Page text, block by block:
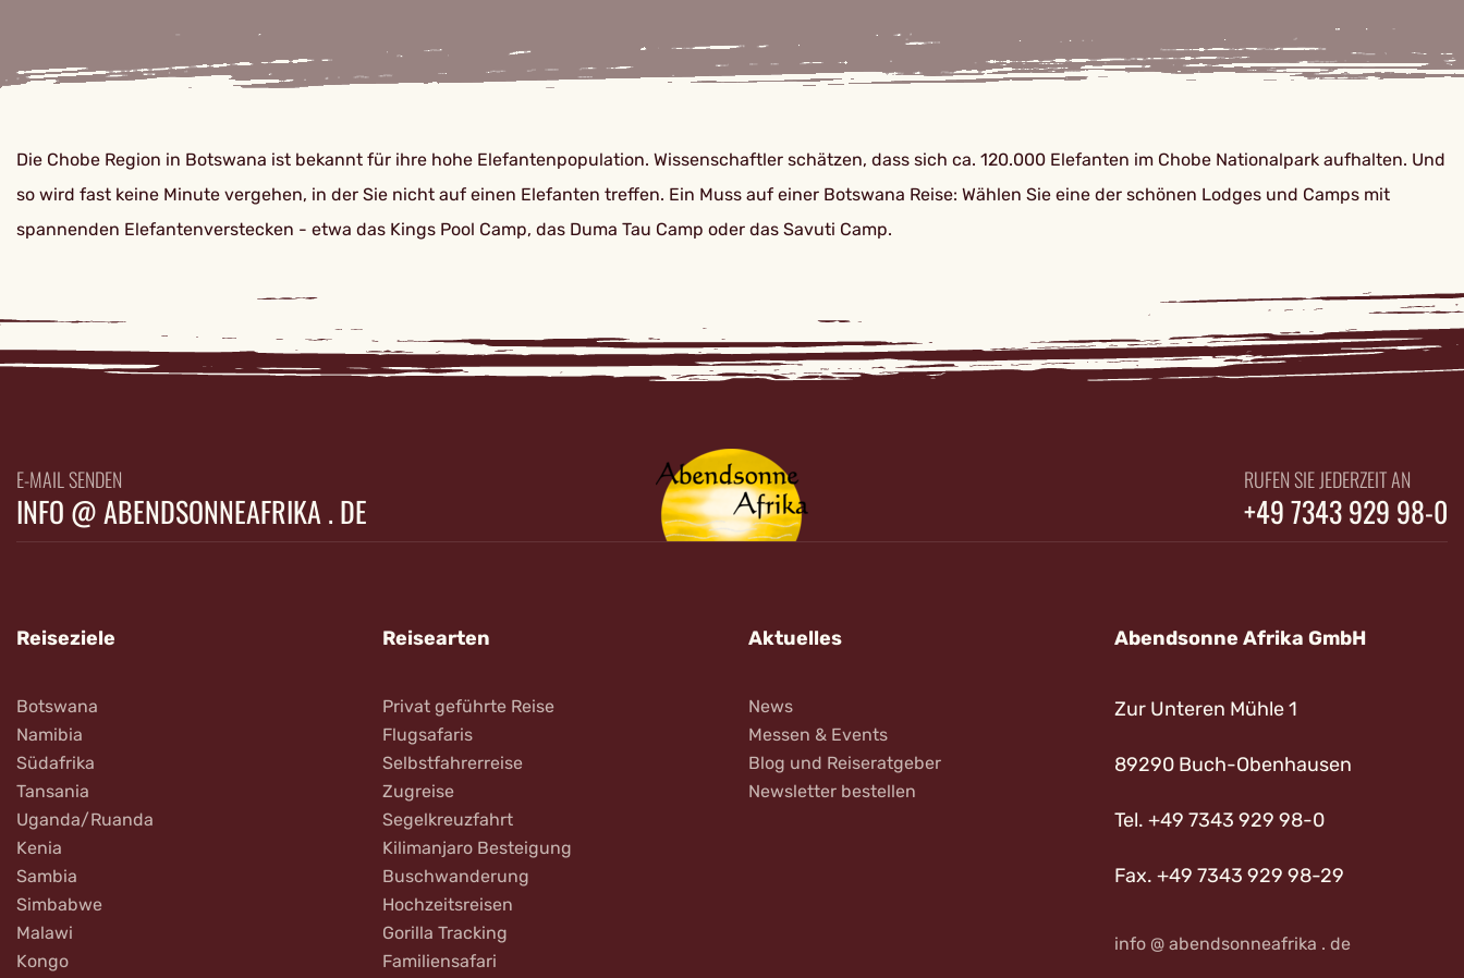
Die Chobe Region in Botswana ist bekannt für ihre hohe Elefantenpopulation. Wissenschaftler schätzen, dass sich ca. 120.000 Elefanten im Chobe Nationalpark aufhalten. Und
so wird fast keine Minute vergehen, in der Sie nicht auf einen Elefanten treffen. Ein Muss auf einer Botswana Reise: Wählen Sie eine der schönen Lodges und Camps mit
spannenden Elefantenverstecken - etwa das Kings Pool Camp, das Duma Tau Camp oder das Savuti Camp.
E-MAIL SENDEN
INFO @ ABENDSONNEAFRIKA . DE
RUFEN SIE JEDERZEIT AN
+49 7343 929 98-0
Reiseziele
Botswana
Namibia
Südafrika
Tansania
Uganda/Ruanda
Kenia
Sambia
Simbabwe
Malawi
Kongo
Reisearten
Privat geführte Reise
Flugsafaris
Selbstfahrerreise
Zugreise
Segelkreuzfahrt
Kilimanjaro Besteigung
Buschwanderung
Hochzeitsreisen
Gorilla Tracking
Familiensafari
Aktuelles
News
Messen & Events
Blog und Reiseratgeber
Newsletter bestellen
Abendsonne Afrika GmbH
Zur Unteren Mühle 1
89290 Buch-Obenhausen
Tel. +49 7343 929 98-0
Fax. +49 7343 929 98-29
info @ abendsonneafrika . de